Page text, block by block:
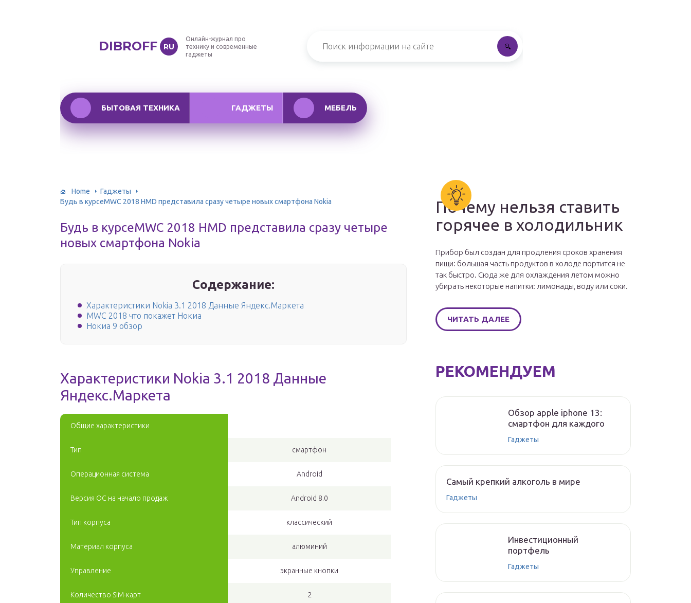
DIBROFF RU
Онлайн-журнал про
технику и современные
гаджеты
БЫТОВАЯ ТЕХНИКА ГАДЖЕТЫ МЕБЕЛЬ
Home
Гаджеты
Будь в курсеMWC 2018 HMD представила сразу четыре новых смартфона Nokia
Будь в курсеMWC 2018 HMD представила сразу четыре
новых смартфона Nokia
Содержание:
Характеристики Nokia 3.1 2018 Данные Яндекс.Маркета
MWC 2018 что покажет Нокиа
Нокиа 9 обзор
Характеристики Nokia 3.1 2018 Данные
Яндекс.Маркета
Общие характеристики
Тип смартфон
Операционная система Android
Версия ОС на начало продаж Android 8.0
Тип корпуса классический
Материал корпуса алюминий
Управление экранные кнопки
Количество SIM-карт 2
Почему нельзя ставить
горячее в холодильник
Прибор был создан для продления сроков хранения
пищи: большая часть продуктов в холоде портится не
так быстро. Сюда же для охлаждения летом можно
убирать некоторые напитки: лимонады, воду или соки.
ЧИТАТЬ ДАЛЕЕ
РЕКОМЕНДУЕМ
Обзор apple iphone 13:
смартфон для каждого
Гаджеты
Самый крепкий алкоголь в мире
Гаджеты
Инвестиционный
портфель
Гаджеты